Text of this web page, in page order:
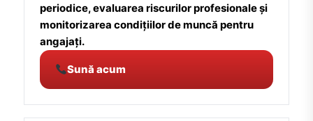
periodice, evaluarea riscurilor profesionale și
monitorizarea condițiilor de muncă pentru
angajați.
Sună acum